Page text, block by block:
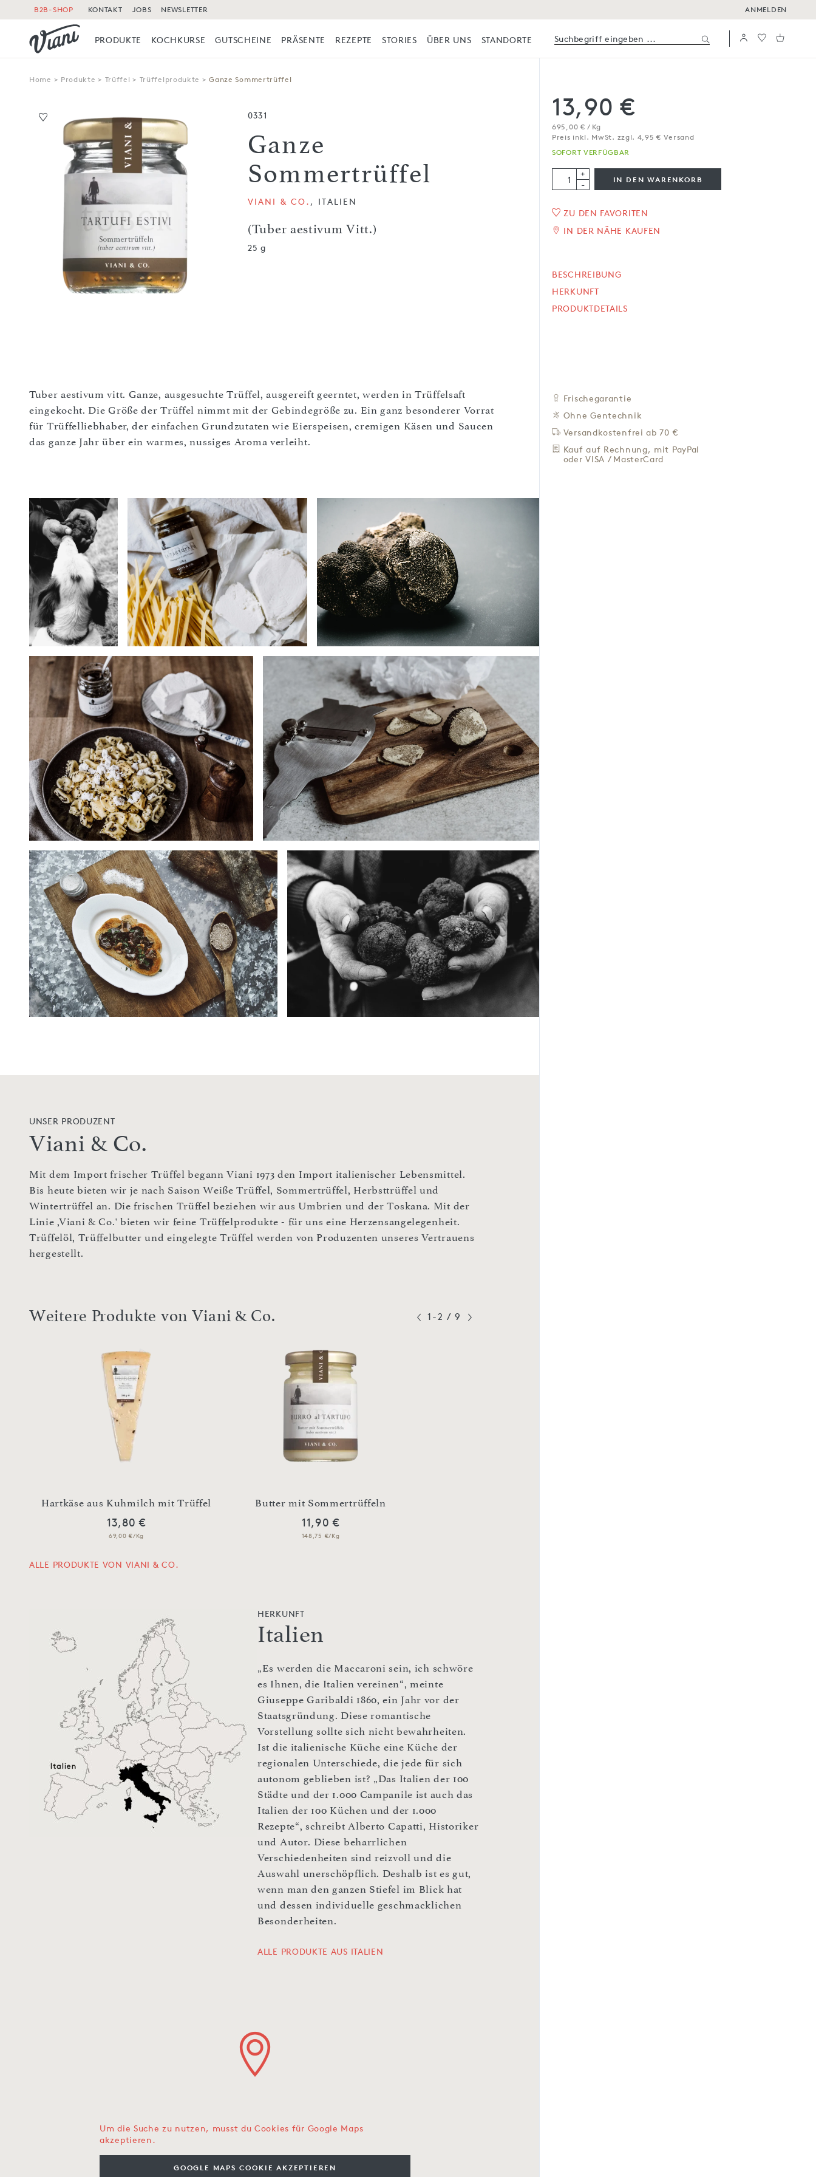
B2B-SHOP KONTAKT JOBS NEWSLETTER ANMELDEN
PRODUKTE KOCHKURSE GUTSCHEINE PRÄSENTE REZEPTE STORIES ÜBER UNS STANDORTE
Home > Produkte > Trüffel > Trüffelprodukte >Ganze Sommertrüffel
Ganze Sommertrüffel
13,90 €
Preis inkl. MwSt. zzgl. 4,95 € Versand
BESCHREIBUNG
HERKUNFT
PRODUKTDETAILS
0331
Ganze
Sommertrüffel
(Tuber aestivum Vitt.)
VIANI & CO. , ITALIEN
25 g
SOFORT VERFÜGBAR
13,90 €
695,00 € / Kg
Preis inkl. MwSt. zzgl. 4,95 € Versand
+
-
IN DEN WARENKORB
ZU DEN FAVORITEN
IN DER NÄHE KAUFEN
BESCHREIBUNG
HERKUNFT
PRODUKTDETAILS
Frischegarantie
Ohne Gentechnik
Versandkostenfrei ab 70 €
Kauf auf Rechnung, mit PayPal
oder VISA / MasterCard
Tuber aestivum vitt. Ganze, ausgesuchte Trüffel, ausgereift geerntet, werden in Trüffelsaft
eingekocht. Die Größe der Trüffel nimmt mit der Gebindegröße zu. Ein ganz besonderer Vorrat
für Trüffelliebhaber, der einfachen Grundzutaten wie Eierspeisen, cremigen Käsen und Saucen
das ganze Jahr über ein warmes, nussiges Aroma verleiht.
UNSER PRODUZENT
Viani & Co.
Mit dem Import frischer Trüffel begann Viani 1973 den Import italienischer Lebensmittel.
Bis heute bieten wir je nach Saison Weiße Trüffel, Sommertrüffel, Herbsttrüffel und
Wintertrüffel an. Die frischen Trüffel beziehen wir aus Umbrien und der Toskana. Mit der
Linie ,Viani & Co.' bieten wir feine Trüffelprodukte - für uns eine Herzensangelegenheit.
Trüffelöl, Trüffelbutter und eingelegte Trüffel werden von Produzenten unseres Vertrauens
hergestellt.
Weitere Produkte von Viani & Co.
Hartkäse aus Kuhmilch mit Trüffel
13,80 €
69,00 €/Kg
Butter mit Sommertrüffeln
11,90 €
148,75 €/Kg
1-2 / 9
ALLE PRODUKTE VON VIANI & CO.
HERKUNFT
Italien
„Es werden die Maccaroni sein, ich schwöre
es Ihnen, die Italien vereinen“, meinte
Giuseppe Garibaldi 1860, ein Jahr vor der
Staatsgründung. Diese romantische
Vorstellung sollte sich nicht bewahrheiten.
Ist die italienische Küche eine Küche der
regionalen Unterschiede, die jede für sich
autonom geblieben ist? „Das Italien der 100
Städte und der 1.000 Campanile ist auch das
Italien der 100 Küchen und der 1.000
Rezepte“, schreibt Alberto Capatti, Historiker
und Autor. Diese beharrlichen
Verschiedenheiten sind reizvoll und die
Auswahl unerschöpflich. Deshalb ist es gut,
wenn man den ganzen Stiefel im Blick hat
und dessen individuelle geschmacklichen
Besonderheiten.
ALLE PRODUKTE AUS ITALIEN
Um die Suche zu nutzen, musst du Cookies für Google Maps
akzeptieren.
GOOGLE MAPS COOKIE AKZEPTIEREN